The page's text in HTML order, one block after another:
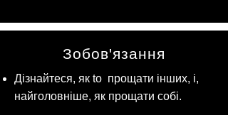
Зобов'язання
Дізнайтеся, як to прощати інших, і,
найголовніше, як прощати собі.